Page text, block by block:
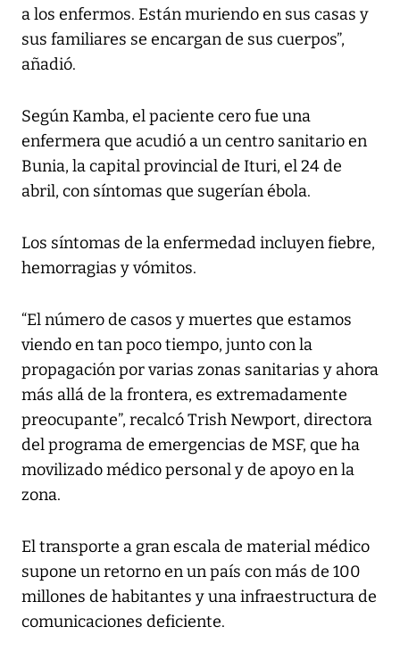
a los enfermos. Están muriendo en sus casas y
sus familiares se encargan de sus cuerpos”,
añadió.
Según Kamba, el paciente cero fue una
enfermera que acudió a un centro sanitario en
Bunia, la capital provincial de Ituri, el 24 de
abril, con síntomas que sugerían ébola.
Los síntomas de la enfermedad incluyen fiebre,
hemorragias y vómitos.
“El número de casos y muertes que estamos
viendo en tan poco tiempo, junto con la
propagación por varias zonas sanitarias y ahora
más allá de la frontera, es extremadamente
preocupante”, recalcó Trish Newport, directora
del programa de emergencias de MSF, que ha
movilizado médico personal y de apoyo en la
zona.
El transporte a gran escala de material médico
supone un retorno en un país con más de 100
millones de habitantes y una infraestructura de
comunicaciones deficiente.